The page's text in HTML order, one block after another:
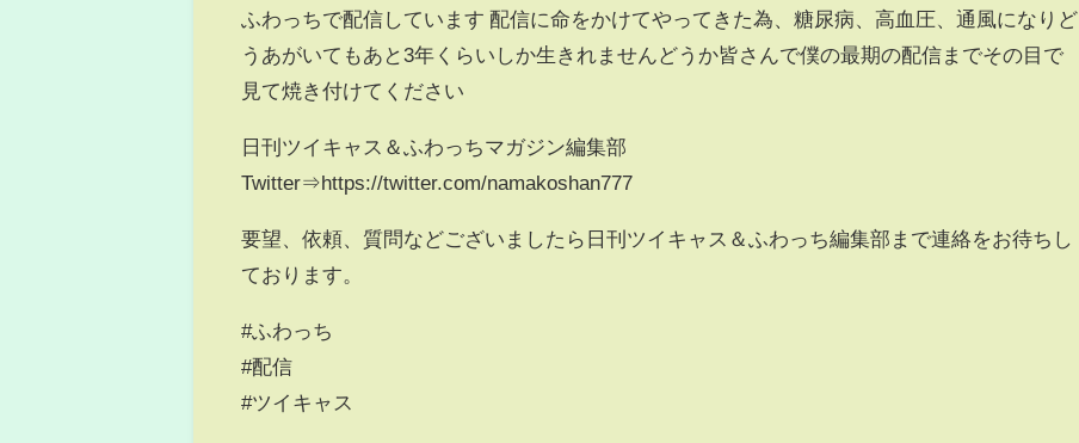
ふわっちで配信しています 配信に命をかけてやってきた為、糖尿病、高血圧、通風になりど
うあがいてもあと3年くらいしか生きれませんどうか皆さんで僕の最期の配信までその目で
見て焼き付けてください
日刊ツイキャス＆ふわっちマガジン編集部
Twitter⇒https://twitter.com/namakoshan777
要望、依頼、質問などございましたら日刊ツイキャス＆ふわっち編集部まで連絡をお待ちし
ております。
#ふわっち
#配信
#ツイキャス